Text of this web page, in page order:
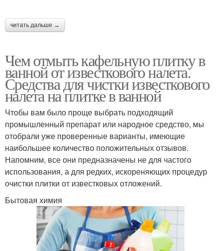
читать дальше →
Чем отмыть кафельную плитку в
ванной от известкового налета.
Средства для чистки известкового
налета на плитке в ванной
Чтобы вам было проще выбрать подходящий
промышленный препарат или народное средство, мы
отобрали уже проверенные варианты, имеющие
наибольшее количество положительных отзывов.
Напомним, все они предназначены не для частого
использования, а для редких, искореняющих процедур
очистки плитки от известковых отложений.
Бытовая химия